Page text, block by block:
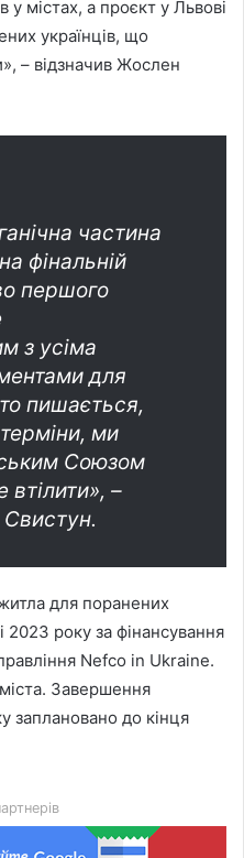
у містах, а проєкт у Львові
українців, що
– відзначив Жослен
частина
фінальній
першого
з усіма
для
пишається,
ми
Союзом
втілити», –
Свистун.
для поранених
2023 року за фінансування
Nefco in Ukraine.
Завершення
заплановано до кінця